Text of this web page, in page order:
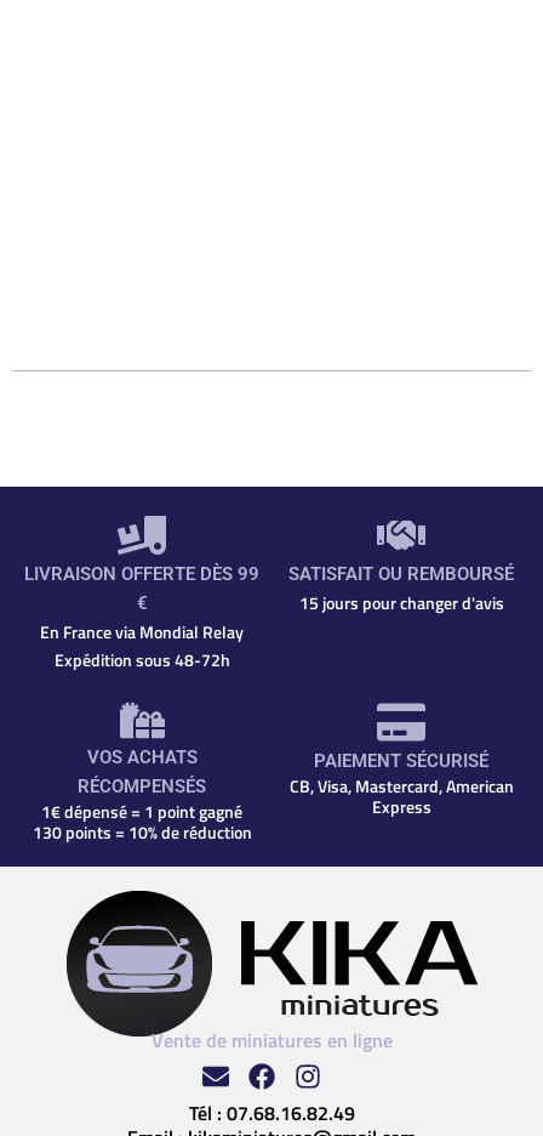
LIVRAISON OFFERTE DÈS 99
€
En France via Mondial Relay
Expédition sous 48-72h
SATISFAIT OU REMBOURSÉ
15 jours pour changer d'avis
VOS ACHATS
RÉCOMPENSÉS
1€ dépensé = 1 point gagné
130 points = 10% de réduction
PAIEMENT SÉCURISÉ
CB, Visa, Mastercard, American
Express
Vente de miniatures en ligne
Tél : 07.68.16.82.49